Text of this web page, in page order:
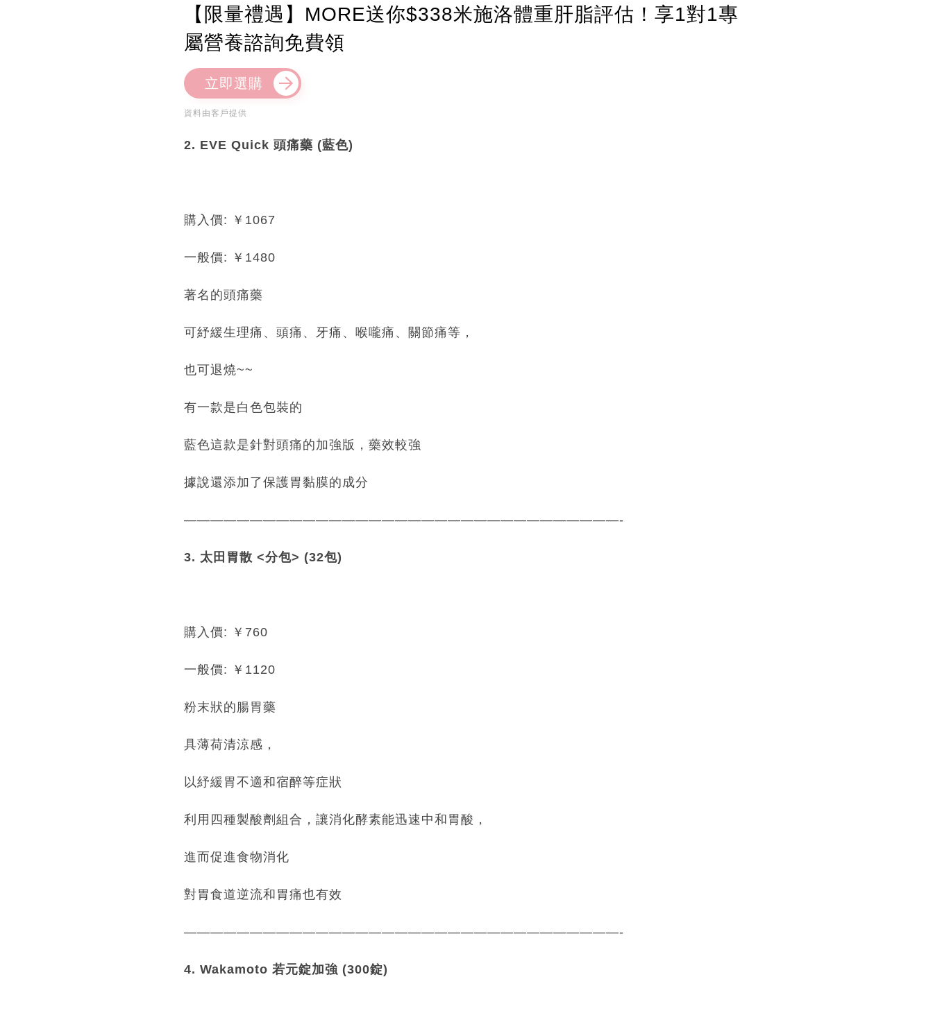
【限量禮遇】MORE送你$338米施洛體重肝脂評估！享1對1專
屬營養諮詢免費領
立即選購
資料由客戶提供
2. EVE Quick 頭痛藥 (藍色)
購入價: ￥1067
一般價: ￥1480
著名的頭痛藥
可紓緩生理痛、頭痛、牙痛、喉嚨痛、關節痛等，
也可退燒~~
有一款是白色包裝的
藍色這款是針對頭痛的加強版，藥效較強
據說還添加了保護胃黏膜的成分
—————————————————————————————————-
3. 太田胃散 <分包> (32包)
購入價: ￥760
一般價: ￥1120
粉末狀的腸胃藥
具薄荷清涼感，
以紓緩胃不適和宿醉等症狀
利用四種製酸劑組合，讓消化酵素能迅速中和胃酸，
進而促進食物消化
對胃食道逆流和胃痛也有效
—————————————————————————————————-
4. Wakamoto 若元錠加強 (300錠)